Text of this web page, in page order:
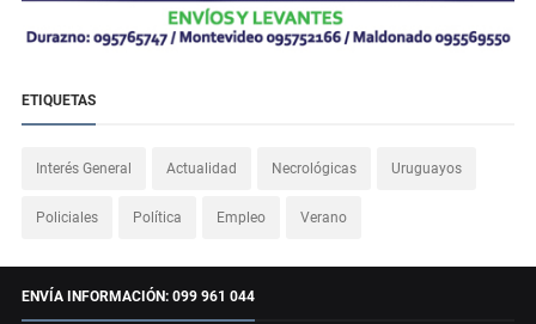
ETIQUETAS
Interés General Actualidad Necrológicas Uruguayos
Policiales Política Empleo Verano
ENVÍA INFORMACIÓN: 099 961 044